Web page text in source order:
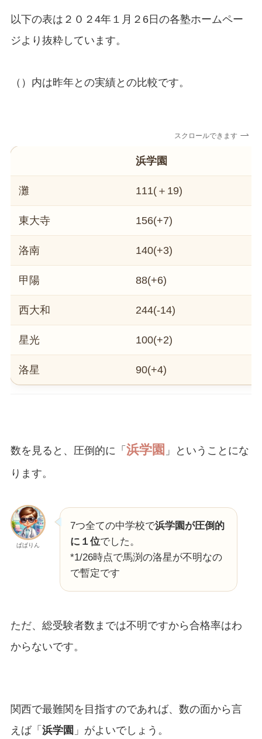
以下の表は２０２4年１月２6日の各塾ホームペー
ジより抜粋しています。
（）内は昨年との実績との比較です。
スクロールできます
浜学園
灘 111(＋19)
東大寺 156(+7)
洛南 140(+3)
甲陽 88(+6)
西大和 244(-14)
星光 100(+2)
洛星 90(+4)
数を見ると、圧倒的に「 浜学園 」ということにな
ります。
ぱぱりん
7つ全ての中学校で浜学園が圧倒的
に１位でした。
*1/26時点で馬渕の洛星が不明なの
で暫定です
ただ、総受験者数までは不明ですから合格率はわ
からないです。
関西で最難関を目指すのであれば、数の面から言
えば「 浜学園 」がよいでしょう。